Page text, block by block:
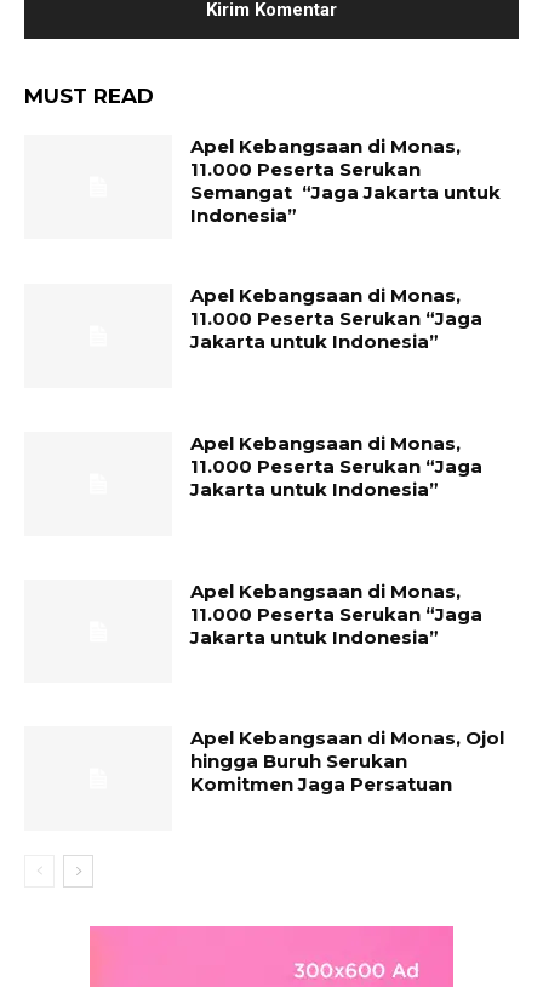
MUST READ
Apel Kebangsaan di Monas,
11.000 Peserta Serukan
Semangat “Jaga Jakarta untuk
Indonesia”
Apel Kebangsaan di Monas,
11.000 Peserta Serukan “Jaga
Jakarta untuk Indonesia”
Apel Kebangsaan di Monas,
11.000 Peserta Serukan “Jaga
Jakarta untuk Indonesia”
Apel Kebangsaan di Monas,
11.000 Peserta Serukan “Jaga
Jakarta untuk Indonesia”
Apel Kebangsaan di Monas, Ojol
hingga Buruh Serukan
Komitmen Jaga Persatuan